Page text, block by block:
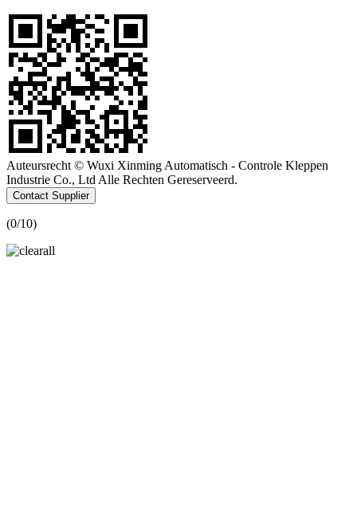
Auteursrecht © Wuxi Xinming Automatisch - Controle Kleppen
Industrie Co., Ltd Alle Rechten Gereserveerd.
Contact Supplier
(0/10)